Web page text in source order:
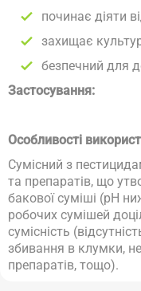
починає діяти
захищає
безпечний для
Застосування:
Особливості
Сумісний з
та препаратів, що
бакової суміші (рН
робочих сумішей
сумісність
збивання в клумки,
препаратів, тощо).